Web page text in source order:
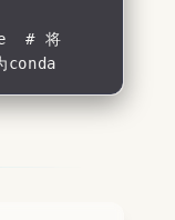
# 将
conda